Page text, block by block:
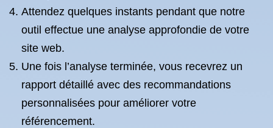
Attendez quelques instants pendant que notre
outil effectue une analyse approfondie de votre
site web.
Une fois l’analyse terminée, vous recevrez un
rapport détaillé avec des recommandations
personnalisées pour améliorer votre
référencement.